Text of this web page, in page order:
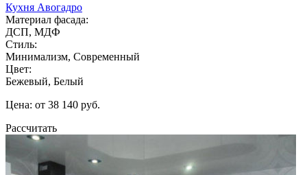
Кухня Авогадро
Материал фасада:
ДСП, МДФ
Стиль:
Минимализм, Современный
Цвет:
Бежевый, Белый
Цена: от 38 140 руб.
Рассчитать